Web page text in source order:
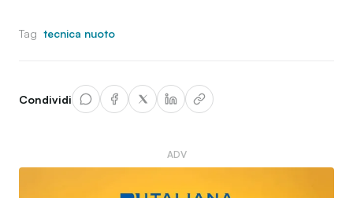
Tag tecnica nuoto
Condividi
ADV